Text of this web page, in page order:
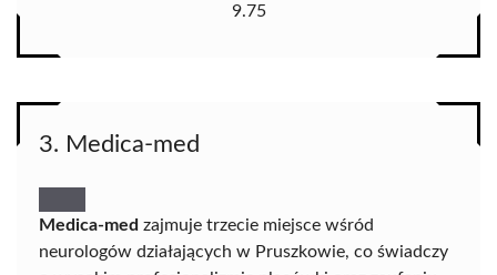
9.75
3. Medica-med
Medica-med zajmuje trzecie miejsce wśród
neurologów działających w Pruszkowie, co świadczy